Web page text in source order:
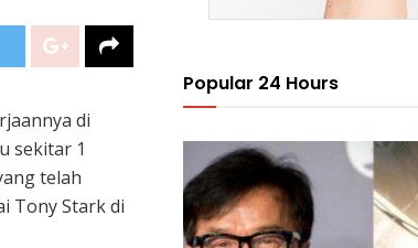
di
sekitar 1
telah
Tony Stark di
Popular 24 Hours